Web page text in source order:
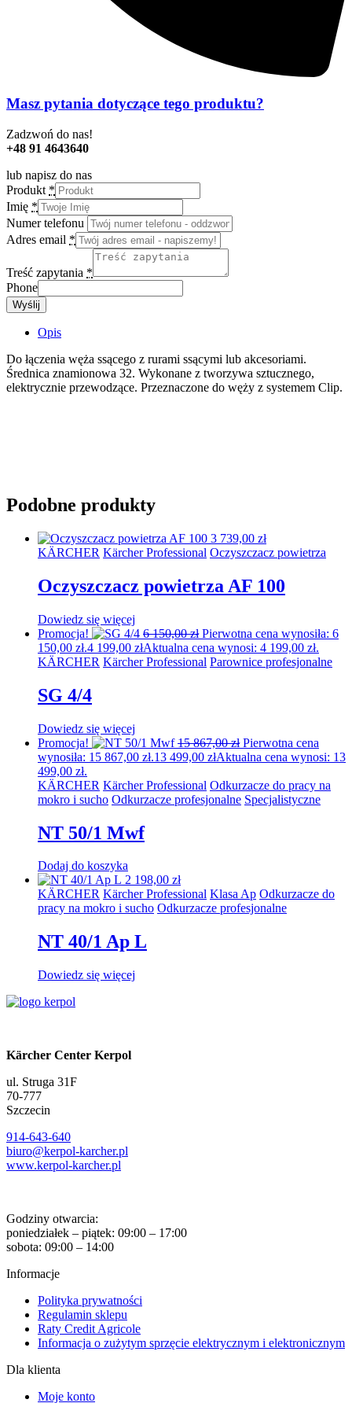
Masz pytania dotyczące tego produktu?
Zadzwoń do nas!
+48 91 4643640
lub napisz do nas
Produkt *
Imię *
Numer telefonu
Adres email *
Treść zapytania *
Phone
Wyślij
Opis
Do łączenia węża ssącego z rurami ssącymi lub akcesoriami.
Średnica znamionowa 32. Wykonane z tworzywa sztucznego,
elektrycznie przewodzące. Przeznaczone do węży z systemem Clip.
Podobne produkty
3 739,00 zł
KÄRCHER Kärcher Professional Oczyszczacz powietrza
Oczyszczacz powietrza AF 100
Dowiedz się więcej
Promocja!
6 150,00zł Pierwotna cena wynosiła: 6
150,00 zł.4 199,00 złAktualna cena wynosi: 4 199,00 zł.
KÄRCHER Kärcher Professional Parownice profesjonalne
SG 4/4
Dowiedz się więcej
Promocja!
15 867,00zł Pierwotna cena
wynosiła: 15 867,00 zł.13 499,00 złAktualna cena wynosi: 13
499,00 zł.
KÄRCHER Kärcher Professional Odkurzacze do pracy na
mokro i sucho Odkurzacze profesjonalne Specjalistyczne
NT 50/1 Mwf
Dodaj do koszyka
2 198,00 zł
KÄRCHER Kärcher Professional Klasa Ap Odkurzacze do
pracy na mokro i sucho Odkurzacze profesjonalne
NT 40/1 Ap L
Dowiedz się więcej
Kärcher Center Kerpol
ul. Struga 31F
70-777
Szczecin
914-643-640
biuro@kerpol-karcher.pl
www.kerpol-karcher.pl
Godziny otwarcia:
poniedziałek – piątek: 09:00 – 17:00
sobota: 09:00 – 14:00
Informacje
Polityka prywatności
Regulamin sklepu
Raty Credit Agricole
Informacja o zużytym sprzęcie elektrycznym i elektronicznym
Dla klienta
Moje konto